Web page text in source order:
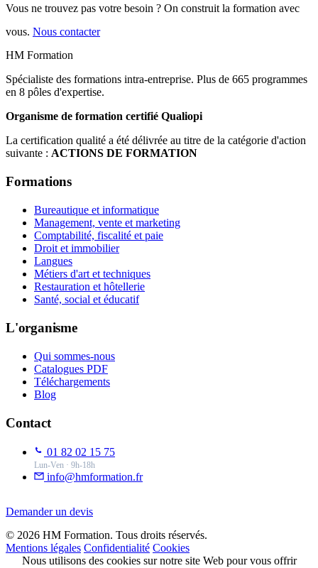
Vous ne trouvez pas votre besoin ? On construit la formation avec
vous. Nous contacter
HM Formation
Spécialiste des formations intra-entreprise. Plus de 665 programmes
en 8 pôles d'expertise.
Organisme de formation certifié Qualiopi
La certification qualité a été délivrée au titre de la catégorie d'action
suivante : ACTIONS DE FORMATION
Formations
Bureautique et informatique
Management, vente et marketing
Comptabilité, fiscalité et paie
Droit et immobilier
Langues
Métiers d'art et techniques
Restauration et hôtellerie
Santé, social et éducatif
L'organisme
Qui sommes-nous
Catalogues PDF
Téléchargements
Blog
Contact
01 82 02 15 75
Lun-Ven · 9h-18h
info@hmformation.fr
Demander un devis
© 2026 HM Formation. Tous droits réservés.
Mentions légales Confidentialité Cookies
Nous utilisons des cookies sur notre site Web pour vous offrir